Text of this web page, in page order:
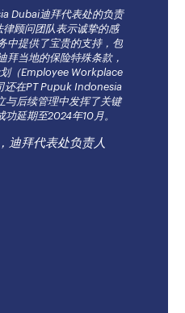
Dubai迪拜代表处的负责
律顾问团队表示诚挚的感
中提供了宝贵的支持，包
拜当地的保险特殊条款，
（Employee Workplace
还在PT Pupuk Indonesia
与后续管理中发挥了关键
延期至2024年10月。
迪拜代表处负责人